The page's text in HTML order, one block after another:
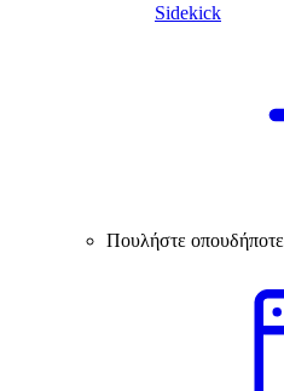
Sidekick
Πουλήστε οπουδήποτε